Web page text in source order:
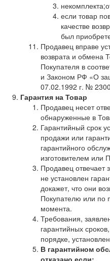
если товар
качестве
был
Продавец вправе
возврата и обмена
Покупателя в
и Законом РФ «О
07.02.1992 г. №
Гарантия на Товар
Продавец несет
обнаруженные в
Гарантийный срок
продажи или
гарантийного
изготовителем или
Продавец отвечает
не установлен
докажет, что они
Покупателю или по
момента.
Требования,
гарантийных
порядке,
В гарантийном
отказано если: